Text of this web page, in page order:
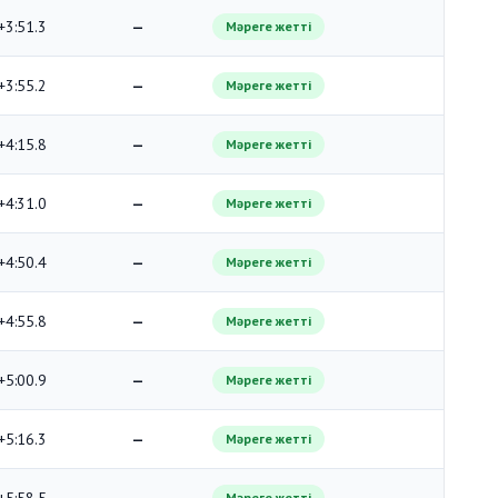
— Мәреге жетті
— Мәреге жетті
— Мәреге жетті
— Мәреге жетті
— Мәреге жетті
— Мәреге жетті
— Мәреге жетті
— Мәреге жетті